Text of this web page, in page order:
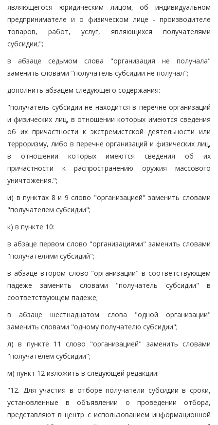
являющегося юридическим лицом, об индивидуальном
предпринимателе и о физическом лице - производителе
товаров, работ, услуг, являющихся получателями
субсидии;";
в абзаце седьмом слова "организация не получала"
заменить словами "получатель субсидии не получал";
дополнить абзацем следующего содержания:
"получатель субсидии не находится в перечне организаций
и физических лиц, в отношении которых имеются сведения
об их причастности к экстремистской деятельности или
терроризму, либо в перечне организаций и физических лиц,
в отношении которых имеются сведения об их
причастности к распространению оружия массового
уничтожения.";
и) в пунктах 8 и 9 слово "организацией" заменить словами
"получателем субсидии";
к) в пункте 10:
в абзаце первом слово "организациями" заменить словами
"получателями субсидий";
в абзаце втором слово "организации" в соответствующем
падеже заменить словами "получатель субсидии" в
соответствующем падеже;
в абзаце шестнадцатом слова "одной организации"
заменить словами "одному получателю субсидии";
л) в пункте 11 слово "организацией" заменить словами
"получателем субсидии";
м) пункт 12 изложить в следующей редакции:
"12. Для участия в отборе получатели субсидии в сроки,
установленные в объявлении о проведении отбора,
представляют в центр с использованием информационной